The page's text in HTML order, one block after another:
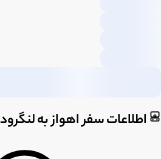
اطلاعات سفر اهواز به لنگرود